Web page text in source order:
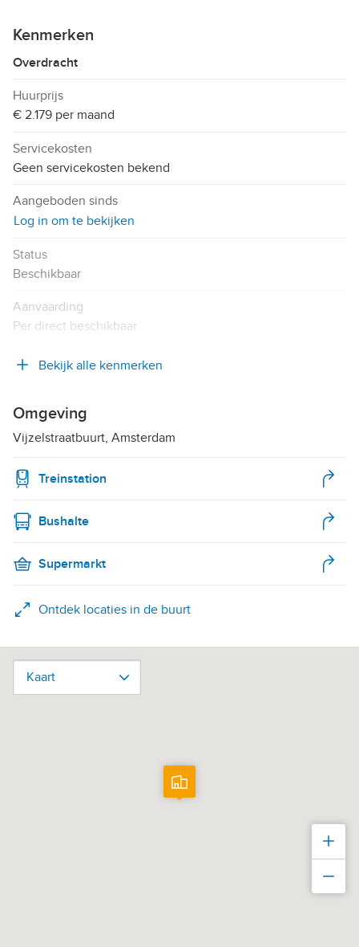
Kenmerken
Overdracht
Huurprijs
€ 2.179 per maand
Servicekosten
Geen servicekosten bekend
Aangeboden sinds
Log in om te bekijken
Status
Beschikbaar
Aanvaarding
Per direct beschikbaar
Bekijk alle kenmerken
Omgeving
Vijzelstraatbuurt, Amsterdam
Treinstation
Bushalte
Supermarkt
Ontdek locaties in de buurt
Kaart
Kaart